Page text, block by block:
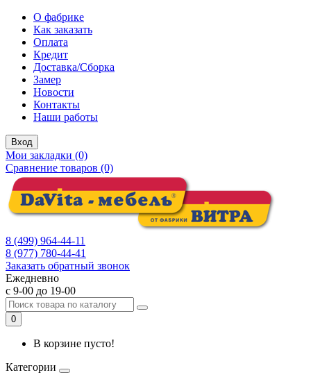
О фабрике
Как заказать
Оплата
Кредит
Доставка/Сборка
Замер
Новости
Контакты
Наши работы
Вход
Мои закладки (0)
Сравнение товаров (0)
8 (499) 964-44-11
8 (977) 780-44-41
Заказать обратный звонок
Ежедневно
с 9-00 до 19-00
0
В корзине пусто!
Категории